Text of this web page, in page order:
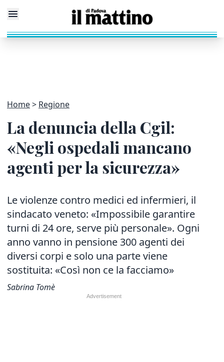
Home Regione
La denuncia della Cgil:
«Negli ospedali mancano
agenti per la sicurezza»
Le violenze contro medici ed infermieri, il
sindacato veneto: «Impossibile garantire
turni di 24 ore, serve più personale». Ogni
anno vanno in pensione 300 agenti dei
diversi corpi e solo una parte viene
sostituita: «Così non ce la facciamo»
Sabrina Tomè